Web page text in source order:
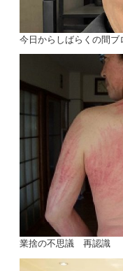
今日からしばらくの間ブ
業捨の不思議 再認識